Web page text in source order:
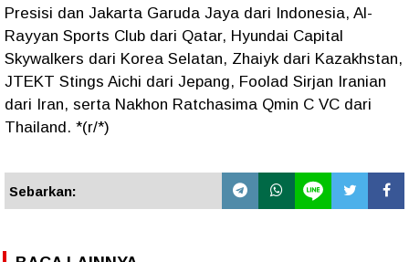
Presisi dan Jakarta Garuda Jaya dari Indonesia, Al-
Rayyan Sports Club dari Qatar, Hyundai Capital
Skywalkers dari Korea Selatan, Zhaiyk dari Kazakhstan,
JTEKT Stings Aichi dari Jepang, Foolad Sirjan Iranian
dari Iran, serta Nakhon Ratchasima Qmin C VC dari
Thailand. *(r/*)
Sebarkan: